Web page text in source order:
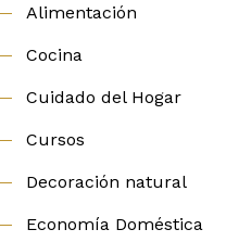
Alimentación
Cocina
Cuidado del Hogar
Cursos
Decoración natural
Economía Doméstica